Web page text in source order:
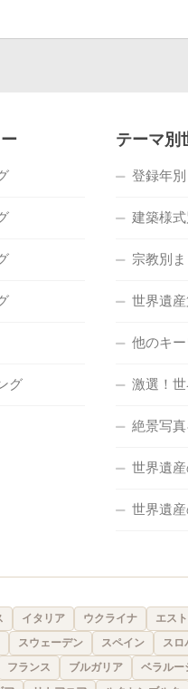
グ
テーマ別
登録年
建築様
宗教別
世界遺
他のキー
激選！
絶景写
世界遺
世界遺
イタリア ウクライナ エス
スウェーデン スペイン スロ
フランス ブルガリア ベラルー